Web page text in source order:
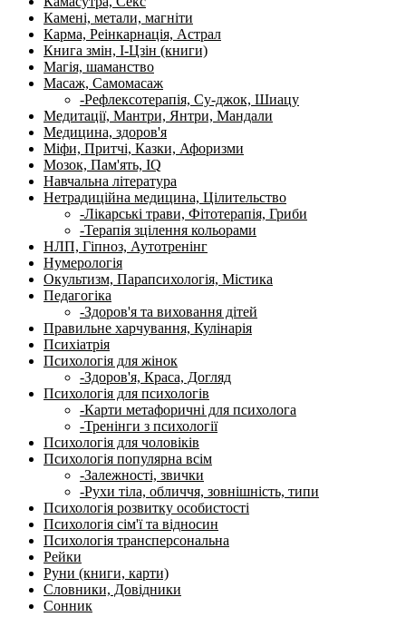
Камені, метали, магніти
Карма, Реінкарнація, Астрал
Книга змін, І-Цзін (книги)
Магія, шаманство
Масаж, Самомасаж
-Рефлексотерапія, Су-джок, Шиацу
Медитації, Мантри, Янтри, Мандали
Медицина, здоров'я
Міфи, Притчі, Казки, Афоризми
Мозок, Пам'ять, IQ
Навчальна література
Нетрадиційна медицина, Цілительство
-Лікарські трави, Фітотерапія, Гриби
-Терапія зцілення кольорами
НЛП, Гіпноз, Аутотренінг
Нумерологія
Окультизм, Парапсихологія, Містика
Педагогіка
-Здоров'я та виховання дітей
Правильне харчування, Кулінарія
Психіатрія
Психологія для жінок
-Здоров'я, Краса, Догляд
Психологія для психологів
-Карти метафоричні для психолога
-Тренінги з психології
Психологія для чоловіків
Психологія популярна всім
-Залежності, звички
-Рухи тіла, обличчя, зовнішність, типи
Психологія розвитку особистості
Психологія сім'ї та відносин
Психологія трансперсональна
Рейки
Руни (книги, карти)
Словники, Довідники
Сонник